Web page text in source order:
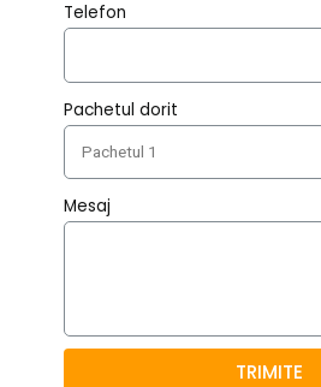
Telefon
Pachetul dorit
Mesaj
TRIMITE